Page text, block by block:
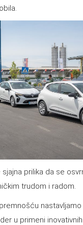
sjajna prilika da se
trudom i radom.
u primeni